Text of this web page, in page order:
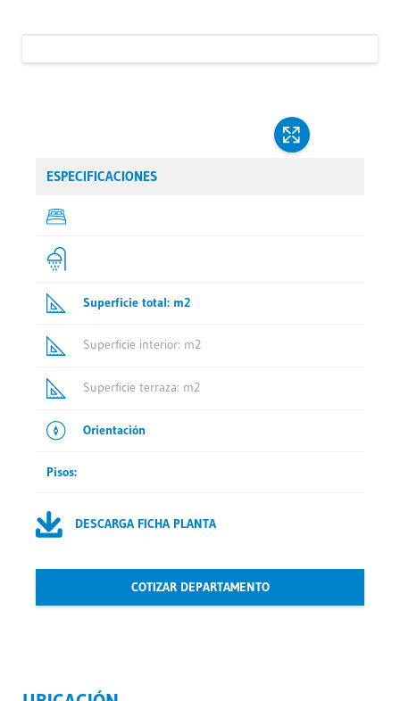
ESPECIFICACIONES
Superficie total: m2
Superficie interior: m2
Superficie terraza: m2
Orientación
Pisos:
DESCARGA FICHA PLANTA
COTIZAR DEPARTAMENTO